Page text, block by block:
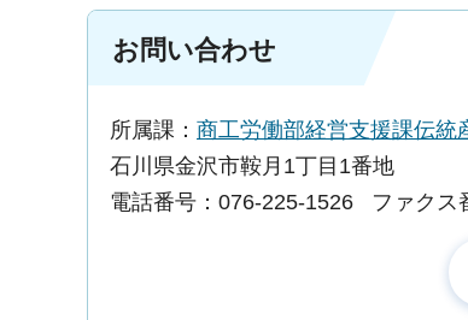
お問い合わせ
所属課： 商工労働部経営支援課伝統
石川県金沢市鞍月1丁目1番地
電話番号：076-225-1526
ファクス